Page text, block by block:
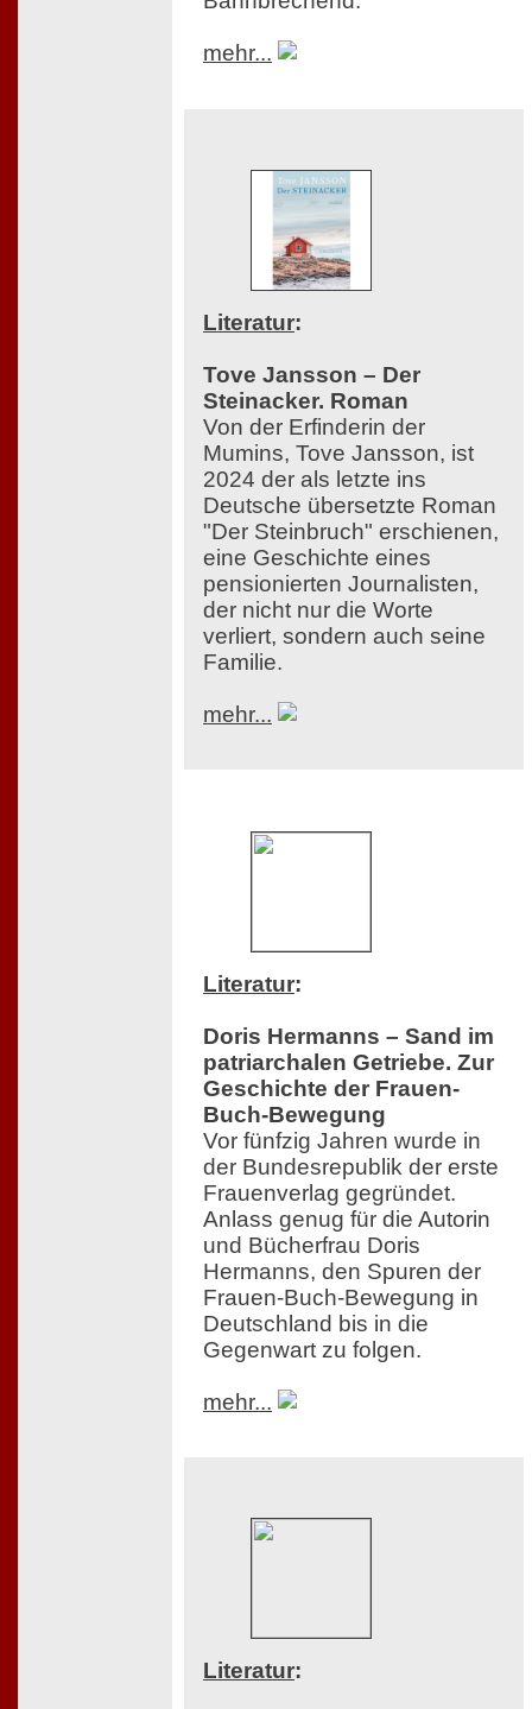
mehr...
Literatur:
Tove Jansson – Der
Steinacker. Roman
Von der Erfinderin der
Mumins, Tove Jansson, ist
2024 der als letzte ins
Deutsche übersetzte Roman
"Der Steinbruch" erschienen,
eine Geschichte eines
pensionierten Journalisten,
der nicht nur die Worte
verliert, sondern auch seine
Familie.
mehr...
Literatur:
Doris Hermanns – Sand im
patriarchalen Getriebe. Zur
Geschichte der Frauen-
Buch-Bewegung
Vor fünfzig Jahren wurde in
der Bundesrepublik der erste
Frauenverlag gegründet.
Anlass genug für die Autorin
und Bücherfrau Doris
Hermanns, den Spuren der
Frauen-Buch-Bewegung in
Deutschland bis in die
Gegenwart zu folgen.
mehr...
Literatur: